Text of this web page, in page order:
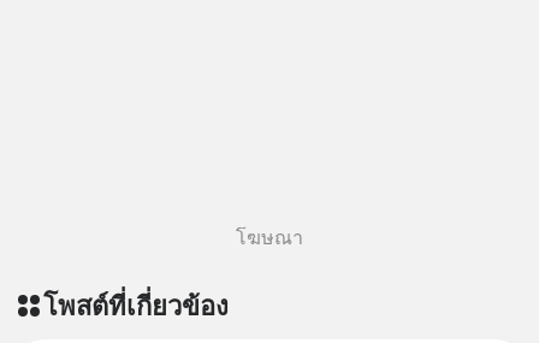
perplexity/ ติดตามสาระดี ๆ อัพเดททุก
========================= 📣
โฆษณา
โพสต์ที่เกี่ยวข้อง